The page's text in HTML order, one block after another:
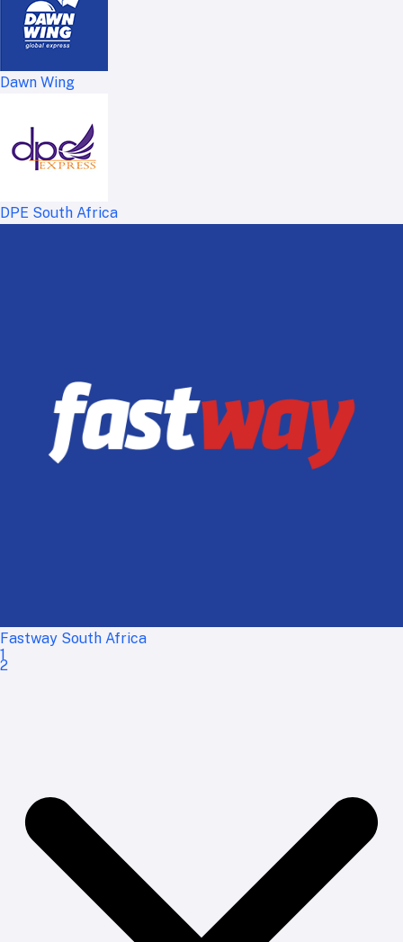
Dawn Wing
DPE South Africa
Fastway South Africa
1
2